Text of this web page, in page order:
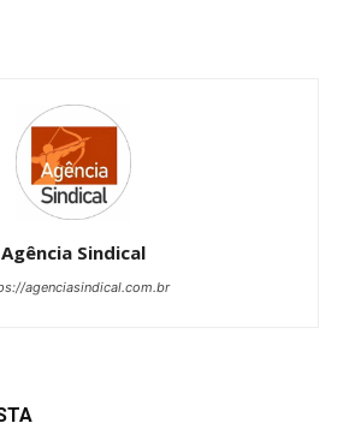
Agência Sindical
agenciasindical.com.br